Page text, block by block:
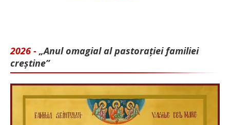
2026 - „Anul omagial al pastorației familiei
creștine”